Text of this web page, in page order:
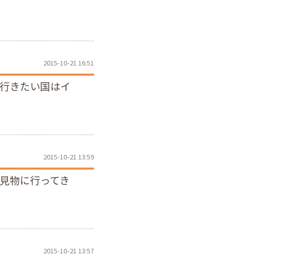
2015-10-21 16:51
きたい国はイ
2015-10-21 13:59
物に行ってき
2015-10-21 13:57